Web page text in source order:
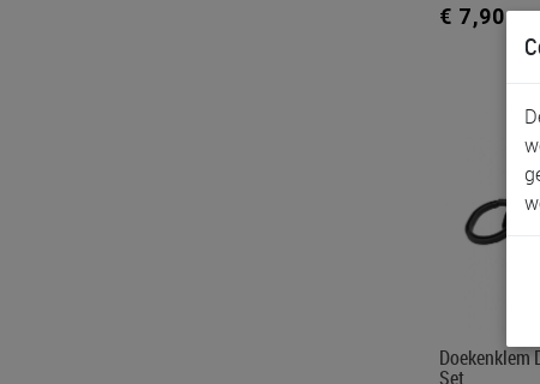
€ 7,90
Doekenklem
Set